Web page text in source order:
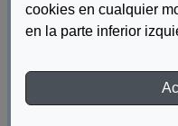
cookies en cualquier
en la parte inferior
de
ámbito